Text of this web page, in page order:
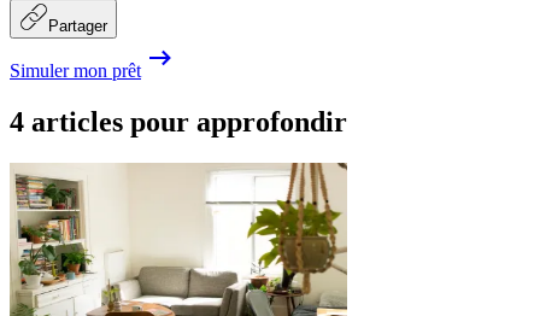
Partager
Simuler mon prêt
4 articles pour approfondir